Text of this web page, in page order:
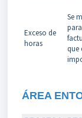
Exceso de
horas
Se
que
ÁREA